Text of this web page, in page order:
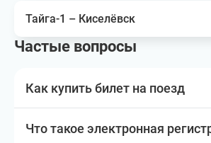
Тайга-1 – Киселёвск
Частые вопросы
Как купить билет на поезд
Что такое электронная